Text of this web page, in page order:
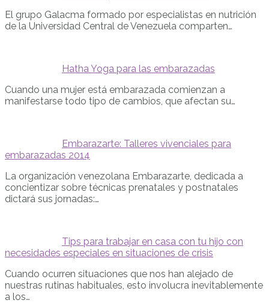
El grupo Galacma formado por especialistas en nutrición
de la Universidad Central de Venezuela comparten…
Hatha Yoga para las embarazadas
Cuando una mujer está embarazada comienzan a
manifestarse todo tipo de cambios, que afectan su…
Embarazarte: Talleres vivenciales para
embarazadas 2014
La organización venezolana Embarazarte, dedicada a
concientizar sobre técnicas prenatales y postnatales
dictará sus jornadas:…
Tips para trabajar en casa con tu hijo con
necesidades especiales en situaciones de crisis
Cuando ocurren situaciones que nos han alejado de
nuestras rutinas habituales, esto involucra inevitablemente
a los…